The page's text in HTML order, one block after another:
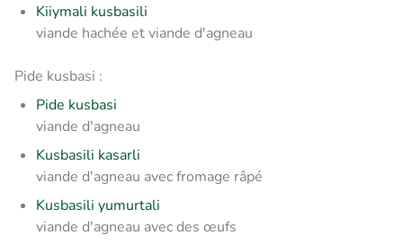
Kiiymali kusbasili
viande hachée et viande d'agneau
Pide kusbasi :
Pide kusbasi
viande d'agneau
Kusbasili kasarli
viande d'agneau avec fromage râpé
Kusbasili yumurtali
viande d'agneau avec des œufs